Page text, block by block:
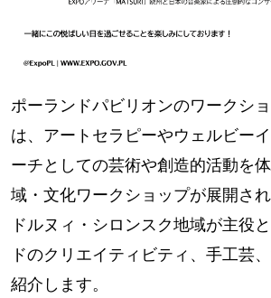
ポーランドパビリオンのワークシ
は、アートセラピーやウェルビー
ーチとしての芸術や創造的活動を
域・文化ワークショップが展開され
ドルヌィ・シロンスク地域が主役
ドのクリエイティビティ、手工芸
紹介します。